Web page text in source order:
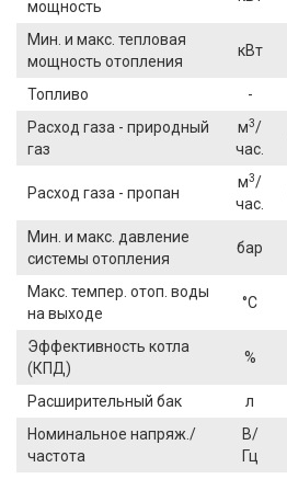
мощность
Мин. и макс. тепловая
мощность отопления
кВт
Топливо -
Расход газа - природный
газ
м3/
час.
Расход газа - пропан
м3/
час.
Мин. и макс. давление
системы отопления
бар
Макс. темпер. отоп. воды
на выходе
°C
Эффективность котла
(КПД)
%
Расширительный бак л
Номинальное напряж./
частота
В/
Гц